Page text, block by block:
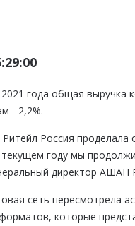
года общая выручка
- 2,2%.
Россия проделала
году мы
директор АШАН
сеть пересмотрела
которые